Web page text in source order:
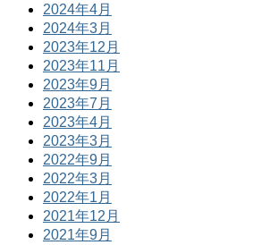
2024年4月
2024年3月
2023年12月
2023年11月
2023年9月
2023年7月
2023年4月
2023年3月
2022年9月
2022年3月
2022年1月
2021年12月
2021年9月